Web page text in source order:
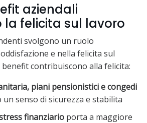
aziendali
la felicita sul lavoro
svolgono un ruolo
e nella felicita sul
benefit contribuiscono alla felicita:
piani pensionistici e congedi
un senso di sicurezza e stabilita
finanziario porta a maggiore